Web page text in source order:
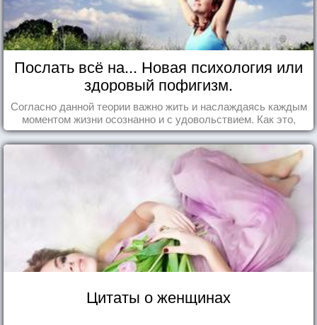
Послать всё на... Новая психология или
здоровый пофигизм.
Согласно данной теории важно жить и наслаждаясь каждым
моментом жизни осознанно и с удовольствием. Как это,
попробуем разобраться на реальных примерах.
Цитаты о женщинах